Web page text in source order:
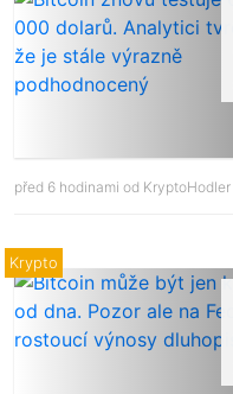
před 6 hodinami od KryptoHodler
Krypto